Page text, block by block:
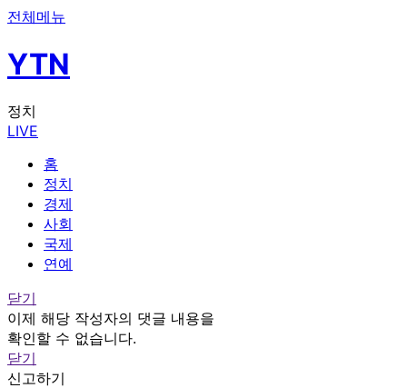
전체메뉴
YTN
정치
LIVE
홈
정치
경제
사회
국제
연예
닫기
이제 해당 작성자의 댓글 내용을
확인할 수 없습니다.
닫기
신고하기